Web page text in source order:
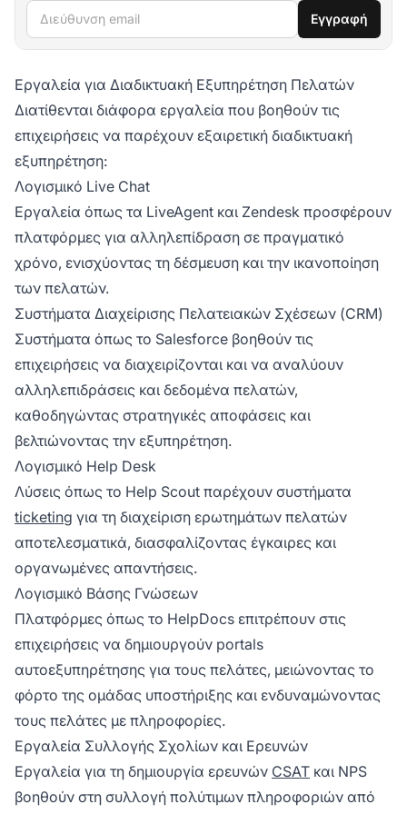
Διεύθυνση email Εγγραφή
Εργαλεία για Διαδικτυακή Εξυπηρέτηση Πελατών
Διατίθενται διάφορα εργαλεία που βοηθούν τις
επιχειρήσεις να παρέχουν εξαιρετική διαδικτυακή
εξυπηρέτηση:
Λογισμικό Live Chat
Εργαλεία όπως τα LiveAgent και Zendesk προσφέρουν
πλατφόρμες για αλληλεπίδραση σε πραγματικό
χρόνο, ενισχύοντας τη δέσμευση και την ικανοποίηση
των πελατών.
Συστήματα Διαχείρισης Πελατειακών Σχέσεων (CRM)
Συστήματα όπως το Salesforce βοηθούν τις
επιχειρήσεις να διαχειρίζονται και να αναλύουν
αλληλεπιδράσεις και δεδομένα πελατών,
καθοδηγώντας στρατηγικές αποφάσεις και
βελτιώνοντας την εξυπηρέτηση.
Λογισμικό Help Desk
Λύσεις όπως το Help Scout παρέχουν συστήματα
ticketing για τη διαχείριση ερωτημάτων πελατών
αποτελεσματικά, διασφαλίζοντας έγκαιρες και
οργανωμένες απαντήσεις.
Λογισμικό Βάσης Γνώσεων
Πλατφόρμες όπως το HelpDocs επιτρέπουν στις
επιχειρήσεις να δημιουργούν portals
αυτοεξυπηρέτησης για τους πελάτες, μειώνοντας το
φόρτο της ομάδας υποστήριξης και ενδυναμώνοντας
τους πελάτες με πληροφορίες.
Εργαλεία Συλλογής Σχολίων και Ερευνών
Εργαλεία για τη δημιουργία ερευνών CSAT και NPS
βοηθούν στη συλλογή πολύτιμων πληροφοριών από